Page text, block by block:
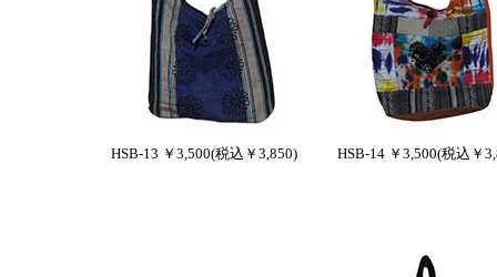
HSB-13 ￥3,500(税込￥3,850) HSB-14 ￥3,500(税込￥